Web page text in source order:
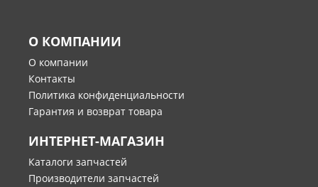
О КОМПАНИИ
О компании
Контакты
Политика конфиденциальности
Гарантия и возврат товара
ИНТЕРНЕТ-МАГАЗИН
Каталоги запчастей
Производители запчастей